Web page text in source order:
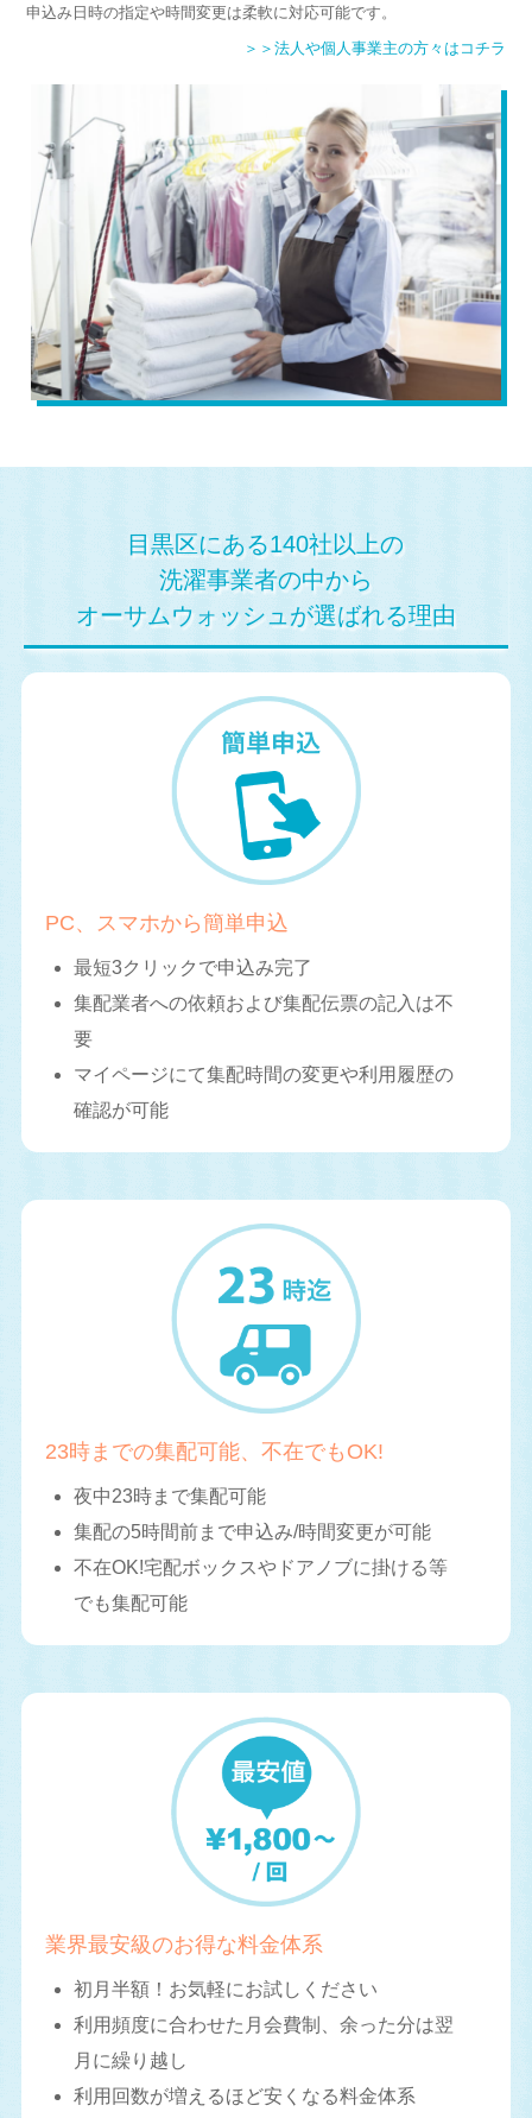
申込み日時の指定や時間変更は柔軟に対応可能です。
＞＞法人や個人事業主の方々はコチラ
目黒区にある140社以上の
洗濯事業者の中から
オーサムウォッシュが選ばれる理由
PC、スマホから簡単申込
最短3クリックで申込み完了
集配業者への依頼および集配伝票の記入は不
要
マイページにて集配時間の変更や利用履歴の
確認が可能
23時までの集配可能、不在でもOK!
夜中23時まで集配可能
集配の5時間前まで申込み/時間変更が可能
不在OK!宅配ボックスやドアノブに掛ける等
でも集配可能
業界最安級のお得な料金体系
初月半額！お気軽にお試しください
利用頻度に合わせた月会費制、余った分は翌
月に繰り越し
利用回数が増えるほど安くなる料金体系